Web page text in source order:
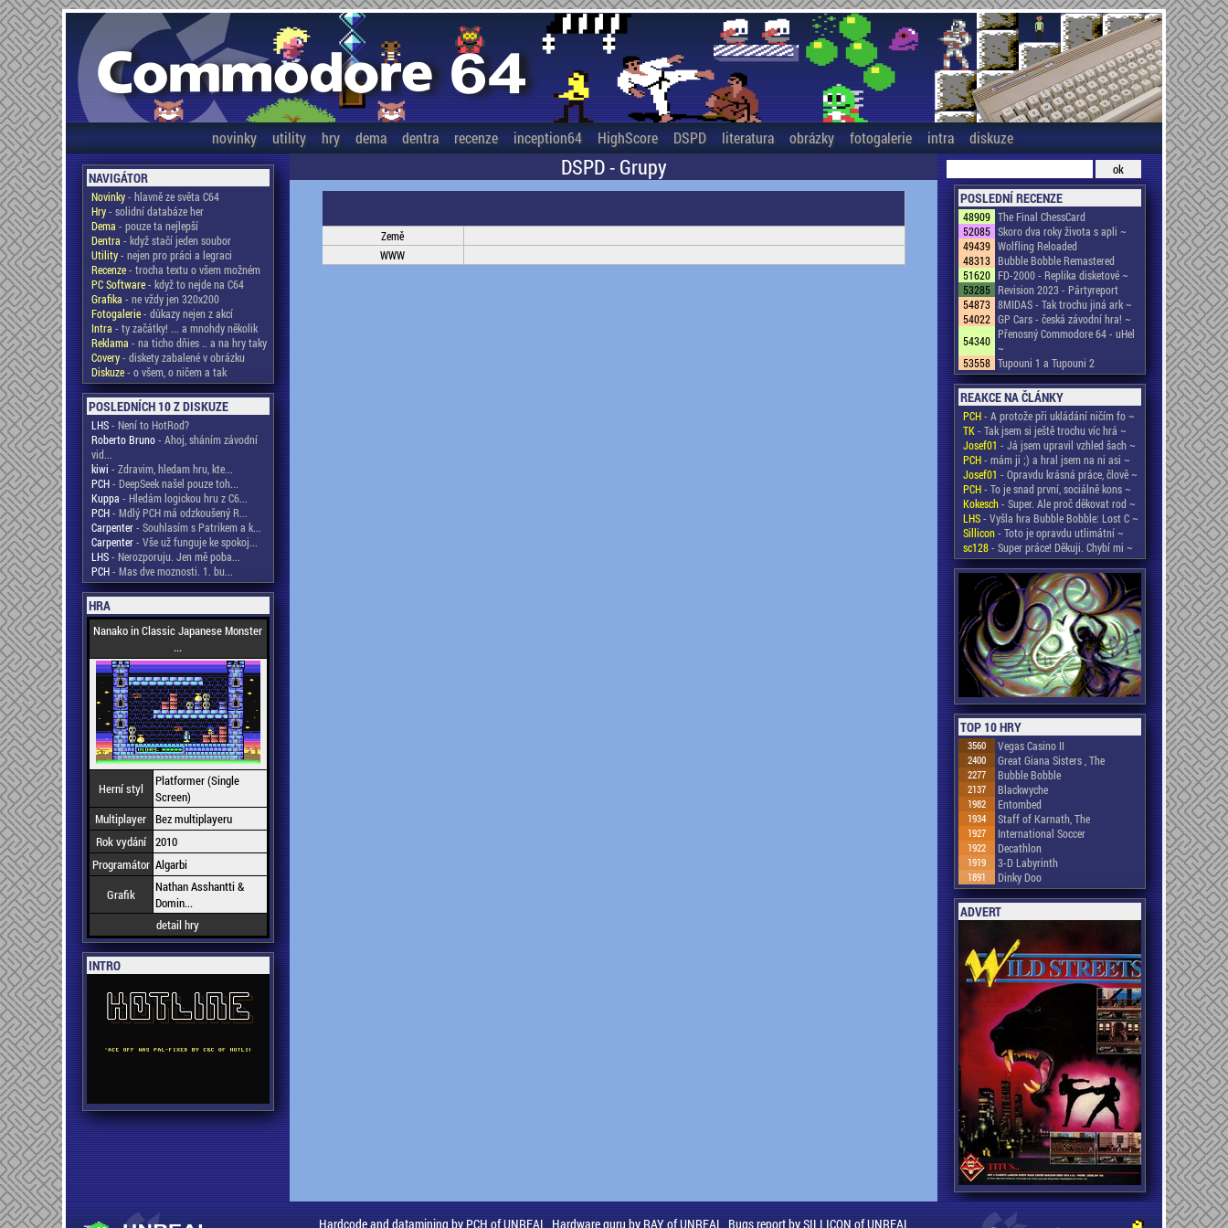
novinky utility hry dema dentra recenze inception64 HighScore DSPD literatura obrázky fotogalerie intra diskuze
NAVIGÁTOR
Novinky- hlavně ze světa C64
Hry- solidní databáze her
Dema - pouze ta nejlepší
Dentra - když stačí jeden soubor
Utility- nejen pro práci a legraci
Recenze- trocha textu o všem možném
PC Software- když to nejde na C64
Grafika - ne vždy jen 320x200
Fotogalerie- důkazy nejen z akcí
Intra - ty začátky! ... a mnohdy několik
Reklama - na ticho dňies .. a na hry taky
Covery- diskety zabalené v obrázku
Diskuze- o všem, o ničem a tak
POSLEDNÍCH 10 Z DISKUZE
LHS- Není to HotRod?
Roberto Bruno- Ahoj, sháním závodní
vid...
kiwi - Zdravim, hledam hru, kte...
PCH- DeepSeek našel pouze toh...
Kuppa - Hledám logickou hru z C6...
PCH- Mdlý PCH má odzkoušený R...
Carpenter- Souhlasím s Patrikem a k...
Carpenter- Vše už funguje ke spokoj...
LHS- Nerozporuju. Jen mě poba...
PCH- Mas dve moznosti. 1. bu...
HRA
Nanako in Classic Japanese Monster
...
Herní styl
Platformer (Single
Screen)
Multiplayer Bez multiplayeru
Rok vydání 2010
Programátor Algarbi
Grafik
Nathan Asshantti &
Domin...
detail hry
INTRO
DSPD - Grupy
Země
WWW
POSLEDNÍ RECENZE
48909 The Final ChessCard
52085 Skoro dva roky života s apli ~
49439 Wolfling Reloaded
48313 Bubble Bobble Remastered
51620 FD-2000 - Replika disketové ~
53285 Revision 2023 - Pártyreport
54873 8MIDAS - Tak trochu jiná ark ~
54022 GP Cars - česká závodní hra! ~
54340 Přenosný Commodore 64 - uHel
~
53558 Tupouni 1 a Tupouni 2
REAKCE NA ČLÁNKY
PCH- A protože při ukládání ničím fo ~
TK- Tak jsem si ještě trochu víc hrá ~
Josef01 - Já jsem upravil vzhled šach ~
PCH- mám ji ;) a hral jsem na ni asi ~
Josef01 - Opravdu krásná práce, člově ~
PCH- To je snad první, sociálně kons ~
Kokesch- Super. Ale proč děkovat rod ~
LHS- Vyšla hra Bubble Bobble: Lost C ~
Sillicon- Toto je opravdu utlimátní ~
sc128- Super práce! Děkuji. Chybí mi ~
TOP 10 HRY
3560 Vegas Casino II
2400 Great Giana Sisters , The
2277 Bubble Bobble
2137 Blackwyche
1982 Entombed
1934 Staff of Karnath, The
1927 International Soccer
1922 Decathlon
1919 3-D Labyrinth
1891 Dinky Doo
ADVERT
Hardcode and datamining by PCH of UNREAL, Hardware guru by RAY of UNREAL, Bugs report by SILLICON of UNREAL